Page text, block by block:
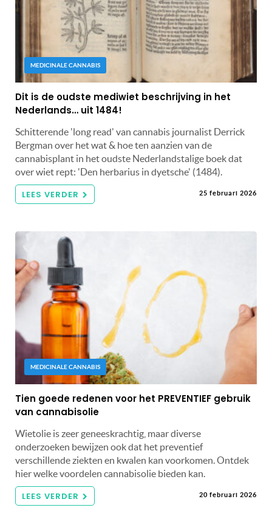
MEDICINALE CANNABIS
Dit is de oudste mediwiet beschrijving in het
Nederlands… uit 1484!
Schitterende 'long read' van cannabis journalist Derrick
Bergman over het wat & hoe ten aanzien van de
cannabisplant in het oudste Nederlandstalige boek dat
over wiet rept: 'Den herbarius in dyetsche' (1484).
LEES VERDER 25 februari 2026
MEDICINALE CANNABIS
Tien goede redenen voor het PREVENTIEF gebruik
van cannabisolie
Wietolie is zeer geneeskrachtig, maar diverse
onderzoeken bewijzen ook dat het preventief
verschillende ziekten en kwalen kan voorkomen. Ontdek
hier welke voordelen cannabisolie bieden kan.
LEES VERDER 20 februari 2026